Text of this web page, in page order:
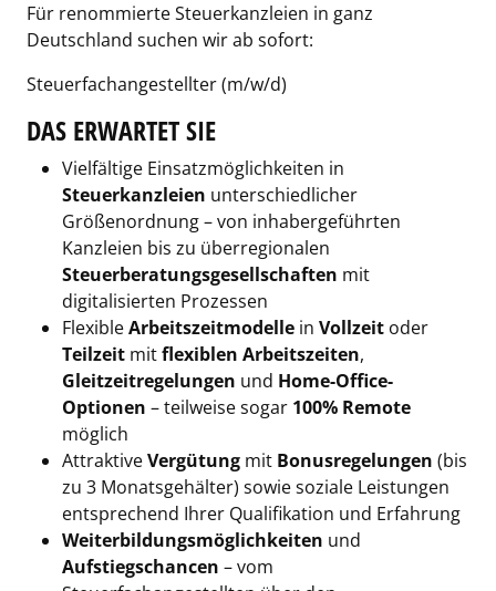
Für renommierte Steuerkanzleien in ganz
Deutschland suchen wir ab sofort:
Steuerfachangestellter (m/w/d)
DAS ERWARTET SIE
Vielfältige Einsatzmöglichkeiten in
Steuerkanzleien unterschiedlicher
Größenordnung – von inhabergeführten
Kanzleien bis zu überregionalen
Steuerberatungsgesellschaften mit
digitalisierten Prozessen
FlexibleArbeitszeitmodelle in Vollzeit oder
Teilzeit mitflexiblen Arbeitszeiten,
Gleitzeitregelungen und Home-Office-
Optionen – teilweise sogar 100% Remote
möglich
AttraktiveVergütung mit Bonusregelungen (bis
zu 3 Monatsgehälter) sowie soziale Leistungen
entsprechend Ihrer Qualifikation und Erfahrung
Weiterbildungsmöglichkeiten und
Aufstiegschancen – vom